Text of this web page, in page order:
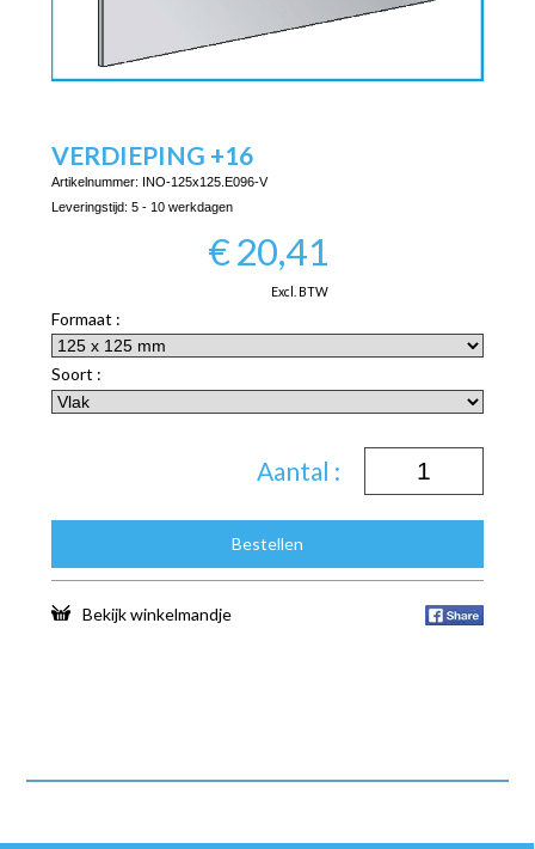
VERDIEPING +16
Artikelnummer:
INO-125x125.E096-V
Leveringstijd: 5 - 10 werkdagen
€20,41
Excl. BTW
Formaat :
Soort :
Aantal :
Bestellen
Bekijk winkelmandje